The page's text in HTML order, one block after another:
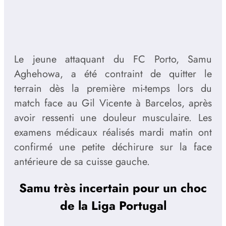
Le jeune attaquant du FC Porto, Samu
Aghehowa, a été contraint de quitter le
terrain dès la première mi-temps lors du
match face au Gil Vicente à Barcelos, après
avoir ressenti une douleur musculaire. Les
examens médicaux réalisés mardi matin ont
confirmé une petite déchirure sur la face
antérieure de sa cuisse gauche.
Samu très incertain pour un choc
de la Liga Portugal